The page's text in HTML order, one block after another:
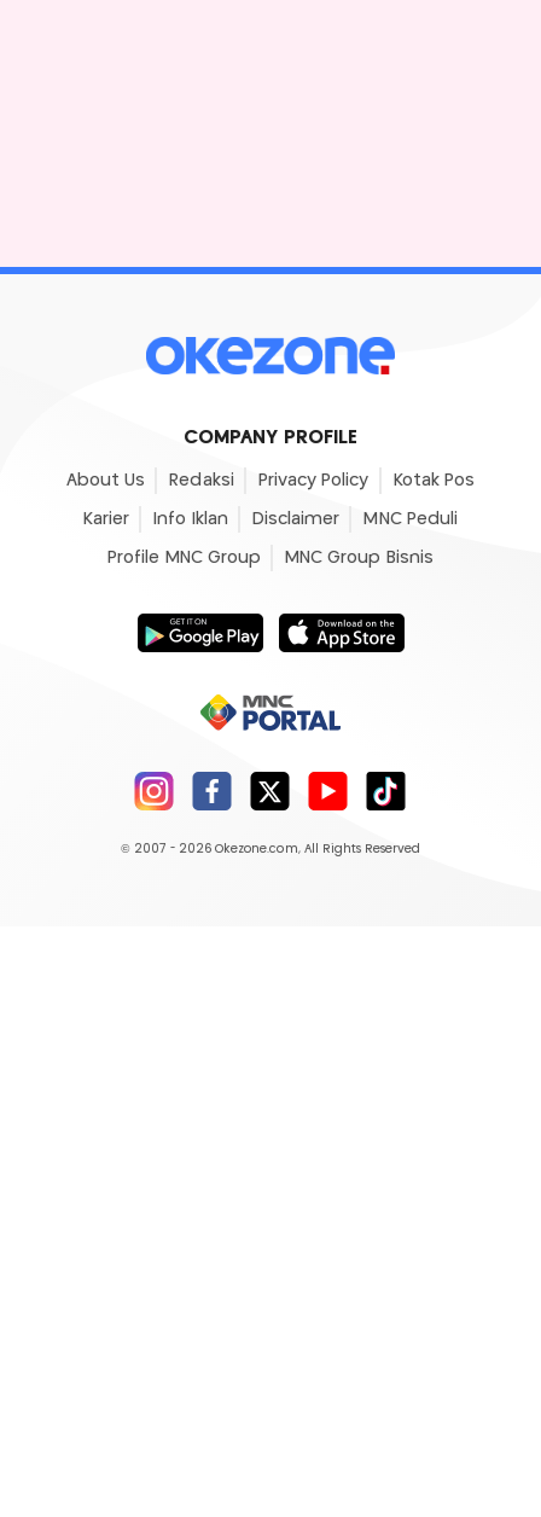
COMPANY PROFILE
About Us Redaksi Privacy Policy Kotak Pos
Karier Info Iklan Disclaimer MNC Peduli
Profile MNC Group MNC Group Bisnis
© 2007 - 2026 Okezone.com, All Rights Reserved